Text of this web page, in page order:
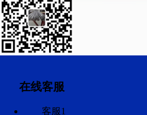
在线客服
客服1